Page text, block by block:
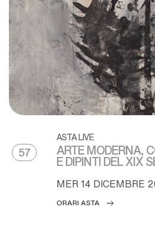
57
ASTA LIVE
ARTE MODERNA,
E DIPINTI DEL XIX
MER14 DICEMBRE
ORARI ASTA